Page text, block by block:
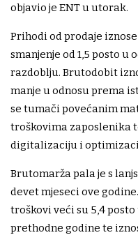
objavio je ENT u utorak.
Prihodi od prodaje
smanjenje od 1,5 posto u
razdoblju. Brutodobit
manje u odnosu prema
se tumači povećanim
troškovima zaposlenika
digitalizaciju i
Brutomarža pala je s
devet mjeseci ove
troškovi veći su 5,4
prethodne godine te